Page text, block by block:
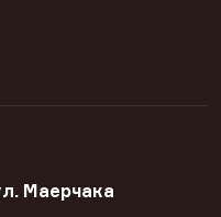
Маерчака